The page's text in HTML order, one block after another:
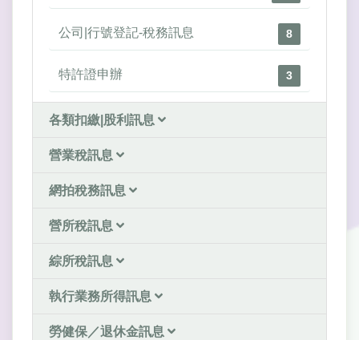
公司|行號登記-稅務訊息 8
特許證申辦 3
各類扣繳|股利訊息
營業稅訊息
網拍稅務訊息
營所稅訊息
綜所稅訊息
執行業務所得訊息
勞健保／退休金訊息